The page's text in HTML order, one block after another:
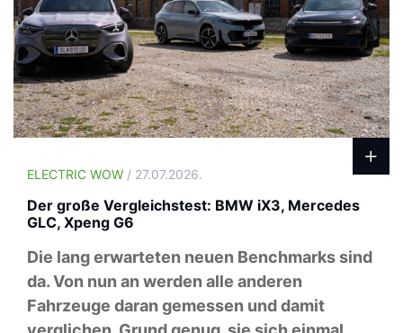
ELECTRIC WOW / 27.07.2026.
Der große Vergleichstest: BMW iX3, Mercedes
GLC, Xpeng G6
Die lang erwarteten neuen Benchmarks sind
da. Von nun an werden alle anderen
Fahrzeuge daran gemessen und damit